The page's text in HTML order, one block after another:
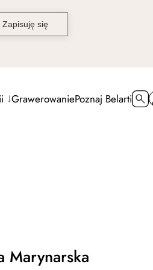
GrawerowaniePoznaj Belarti
Marynarska